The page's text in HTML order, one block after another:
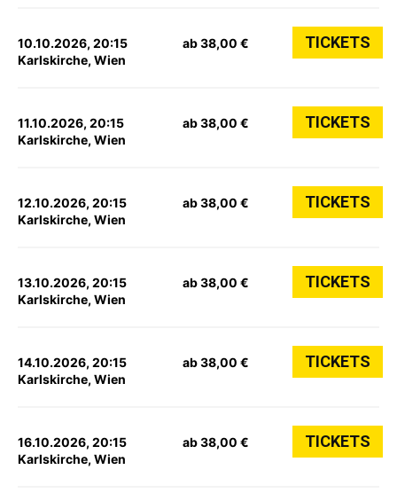
10.10.2026, 20:15
Karlskirche, Wien
ab 38,00 € TICKETS
11.10.2026, 20:15
Karlskirche, Wien
ab 38,00 € TICKETS
12.10.2026, 20:15
Karlskirche, Wien
ab 38,00 € TICKETS
13.10.2026, 20:15
Karlskirche, Wien
ab 38,00 € TICKETS
14.10.2026, 20:15
Karlskirche, Wien
ab 38,00 € TICKETS
16.10.2026, 20:15
Karlskirche, Wien
ab 38,00 € TICKETS